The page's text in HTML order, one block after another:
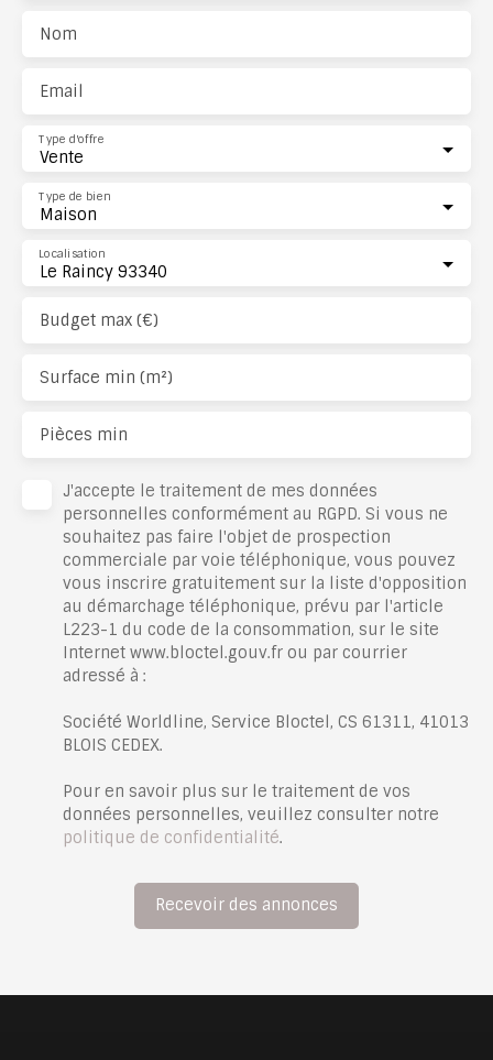
Nom
Email
Vente
Type d'offre
Maison
Type de bien
Le Raincy 93340
Localisation
Budget max (€)
Surface min (m²)
Pièces min
J'accepte le traitement de mes données
personnelles conformément au RGPD. Si vous ne
souhaitez pas faire l'objet de prospection
commerciale par voie téléphonique, vous pouvez
vous inscrire gratuitement sur la liste d'opposition
au démarchage téléphonique, prévu par l'article
L223-1 du code de la consommation, sur le site
Internet www.bloctel.gouv.fr ou par courrier
adressé à :
Société Worldline, Service Bloctel, CS 61311, 41013
BLOIS CEDEX.
Pour en savoir plus sur le traitement de vos
données personnelles, veuillez consulter notre
politique de confidentialité.
Recevoir des annonces